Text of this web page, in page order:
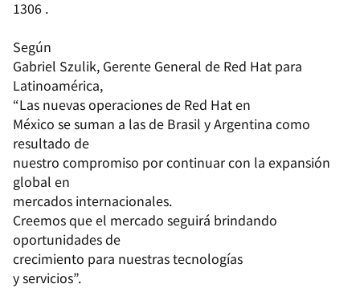
1306 .
Según
Gabriel Szulik, Gerente General de Red Hat para
Latinoamérica,
“Las nuevas operaciones de Red Hat en
México se suman a las de Brasil y Argentina como
resultado de
nuestro compromiso por continuar con la expansión
global en
mercados internacionales.
Creemos que el mercado seguirá brindando
oportunidades de
crecimiento para nuestrastecnologías
y servicios”.